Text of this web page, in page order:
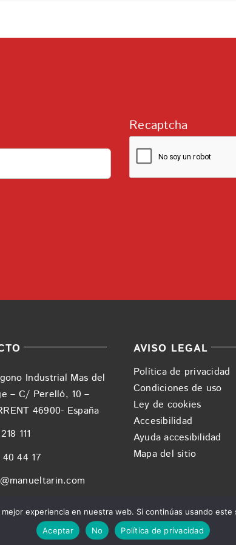
Recaptcha
Industrial Mas del
– C/ Perelló, 10 –
46900- España
111
44 17
AVISO LEGAL
Política de privacidad
Condiciones de uso
Ley de cookies
Accesibilidad
Ayuda accesibilidad
Mapa del sitio
experiencia en nuestra web. Si continúas usando
Aceptar
No Política de privacidad